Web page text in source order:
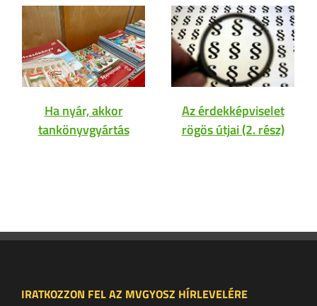
Ha nyár, akkor
tankönyvgyártás
Az érdekképviselet
rögös útjai (2. rész)
IRATKOZZON FEL AZ MVGYOSZ HÍRLEVELÉRE